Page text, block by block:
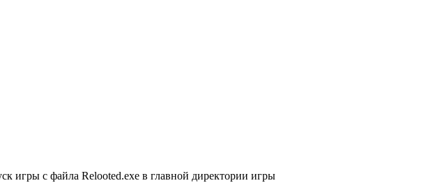
игры с файла Relooted.exe в главной директории игры